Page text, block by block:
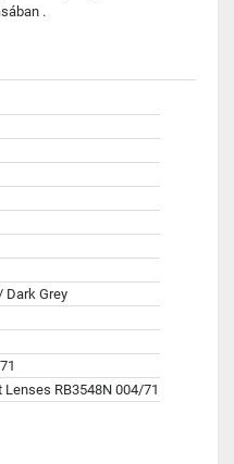
.
Dark Grey
Lenses RB3548N 004/71